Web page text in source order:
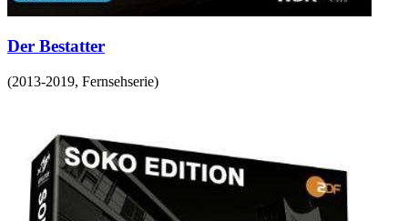
Der Bestatter
(2013-2019, Fernsehserie)